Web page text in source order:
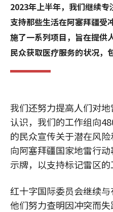
2023年上半年，我们继续专
支持那些生活在阿塞拜疆受
施了一系列项目，旨在提供
民众获取医疗服务的状况，
我们还努力提高人们对
认识，我们的工作组向
的民众宣传关于潜在风
向阿塞拜疆国家地雷行
示牌，以支持标记雷区的
红十字国际委员会继续
他们努力查明因冲突而